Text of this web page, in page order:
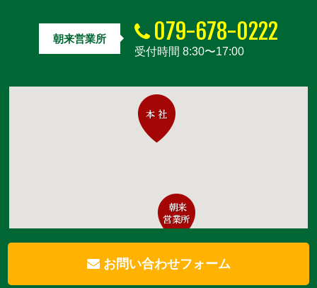
朝来営業所 079-678-0222
受付時間 8:30〜17:00
お問い合わせフォーム